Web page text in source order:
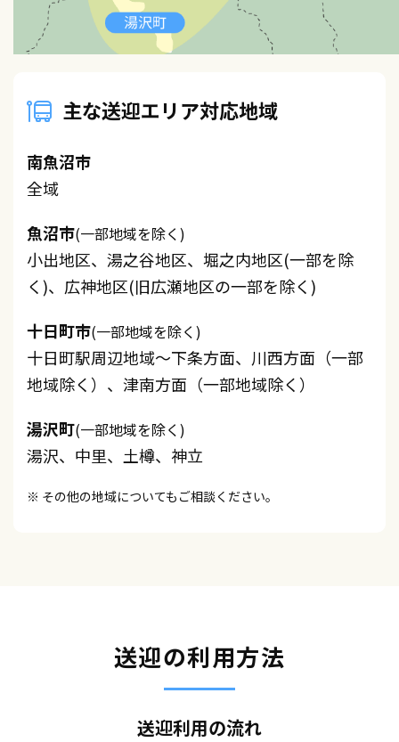
主な送迎エリア対応地域
南魚沼市
全域
魚沼市(一部地域を除く)
小出地区、湯之谷地区、堀之内地区(一部を除
く)、広神地区(旧広瀬地区の一部を除く)
十日町市(一部地域を除く)
十日町駅周辺地域〜下条方面、川西方面（一部
地域除く）、津南方面（一部地域除く）
湯沢町(一部地域を除く)
湯沢、中里、土樽、神立
※ その他の地域についてもご相談ください。
送迎の利用方法
送迎利用の流れ